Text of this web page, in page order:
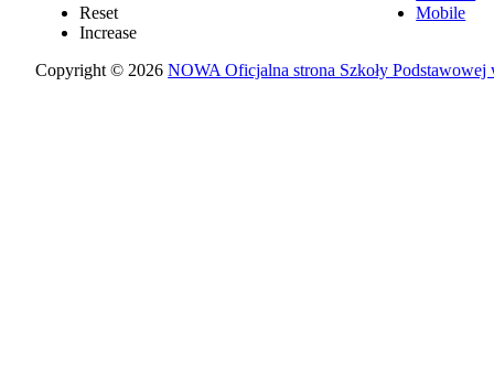
Reset
Increase
Mobile
Copyright © 2026NOWA Oficjalna strona Szkoły